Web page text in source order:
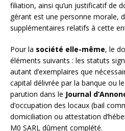
filiation, ainsi qu’un justificatif de
gérant est une personne morale,
supplémentaires relatifs à cette
Pour la société elle-même, le
éléments suivants : les statuts
autant d’exemplaires que
capital délivrée par la banque ou
parution dans le Journal
d’occupation des locaux (bail
domiciliation ou attestation
M0 SARL dûment complété.